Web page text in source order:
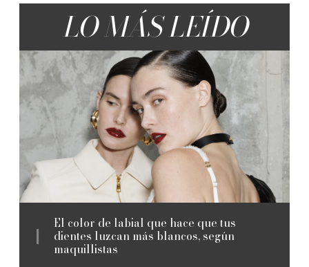
LO MÁS LEÍDO
El color de labial que hace que tus
dientes luzcan más blancos, según
maquillistas